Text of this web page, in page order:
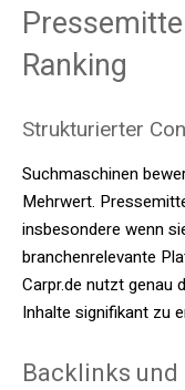
Ranking
Strukturierter
Suchmaschinen
Mehrwert.
insbesondere wenn
branchenrelevante
Carpr.de nutzt genau
Inhalte signifikant zu
Backlinks